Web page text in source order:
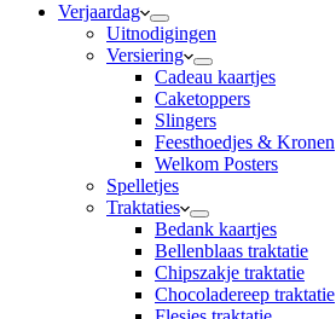
Verjaardag
Uitnodigingen
Versiering
Cadeau kaartjes
Caketoppers
Slingers
Feesthoedjes & Kronen
Welkom Posters
Spelletjes
Traktaties
Bedank kaartjes
Bellenblaas traktatie
Chipszakje traktatie
Chocoladereep traktatie